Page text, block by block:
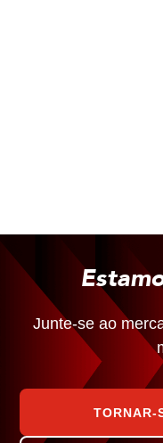
Junte-se ao
TORNAR-